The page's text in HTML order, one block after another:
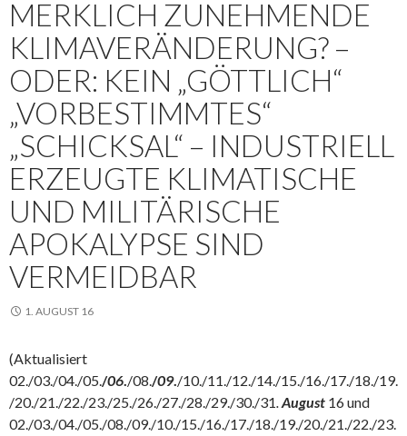
MERKLICH ZUNEHMENDE
KLIMAVERÄNDERUNG? –
ODER: KEIN „GÖTTLICH“
„VORBESTIMMTES“
„SCHICKSAL“ – INDUSTRIELL
ERZEUGTE KLIMATISCHE
UND MILITÄRISCHE
APOKALYPSE SIND
VERMEIDBAR
1. AUGUST 16
(Aktualisiert
02./03./04./05./06./08./09./10./11./12./14./15./16./17./18./19.
/20./21./22./23./25./26./27./28./29./30./31.August 16 und
02./03./04./05./08./09./10./15./16./17./18./19./20./21./22./23.